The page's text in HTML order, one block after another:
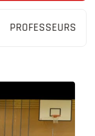
PROFESSEURS